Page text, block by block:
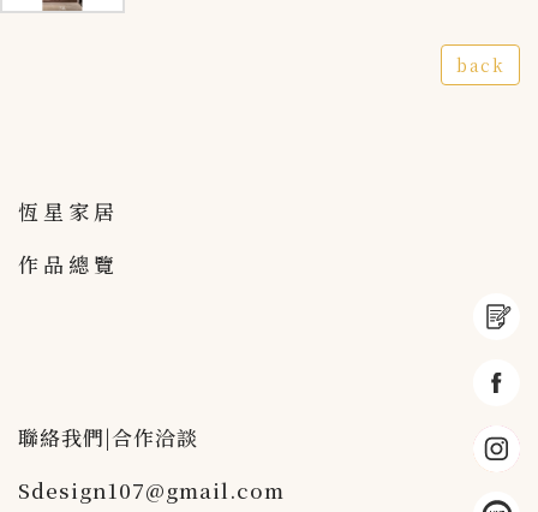
back
恆星家居
作品總覽
聯絡我們|合作洽談
Sdesign107@gmail.com